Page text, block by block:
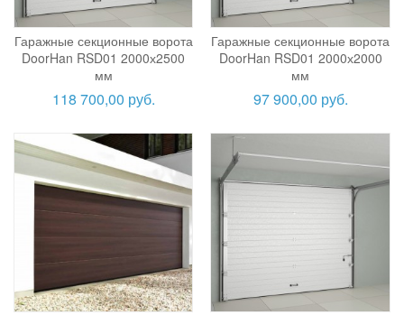
Гаражные секционные ворота
DoorHan RSD01 2000х2500
мм
118 700,00 руб.
Гаражные секционные ворота
DoorHan RSD01 2000х2000
мм
97 900,00 руб.